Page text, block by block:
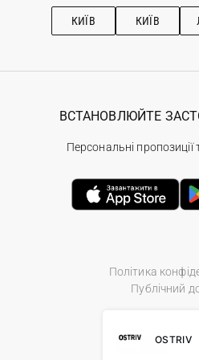
Рекомендації
КИЇВ КИЇВ
Політика
Публічний
ВСТАНОВЛЮЙТЕ
Персональні пропозиції